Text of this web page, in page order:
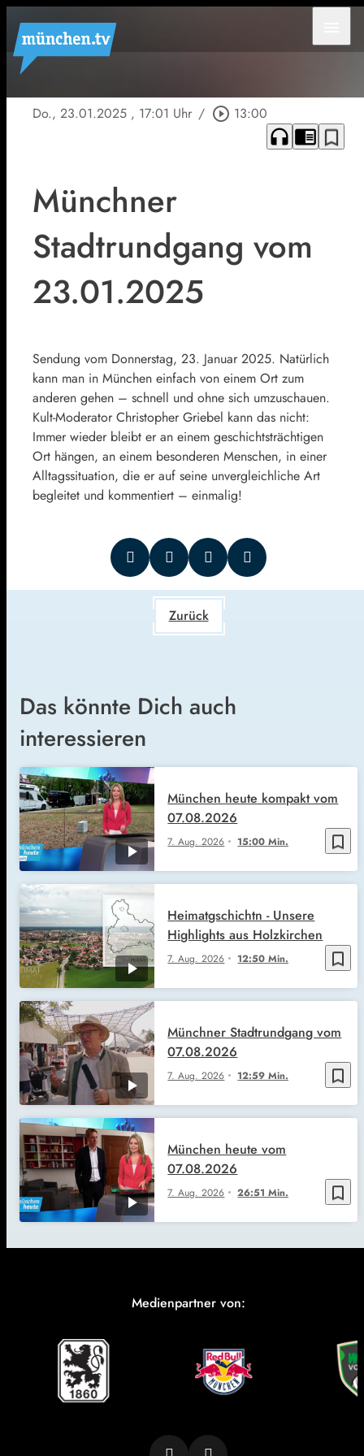
Do., 23.01.2025 , 17:01 Uhr / play_circle_outline 13:00
headphones chrome_reader_mode bookmark_border
Münchner
Stadtrundgang vom
23.01.2025
Sendung vom Donnerstag, 23. Januar 2025. Natürlich
kann man in München einfach von einem Ort zum
anderen gehen – schnell und ohne sich umzuschauen.
Kult-Moderator Christopher Griebel kann das nicht:
Immer wieder bleibt er an einem geschichtsträchtigen
Ort hängen, an einem besonderen Menschen, in einer
Alltagssituation, die er auf seine unvergleichliche Art
begleitet und kommentiert – einmalig!
Zurück
Das könnte Dich auch
interessieren
bookmark_border
7. Aug. 2026 15:00 Min.
München heute kompakt vom
07.08.2026
bookmark_border
7. Aug. 2026 12:50 Min.
Heimatgschichtn - Unsere
Highlights aus Holzkirchen
bookmark_border
7. Aug. 2026 12:59 Min.
Münchner Stadtrundgang vom
07.08.2026
bookmark_border
7. Aug. 2026 26:51 Min.
München heute vom
07.08.2026
Medienpartner von: